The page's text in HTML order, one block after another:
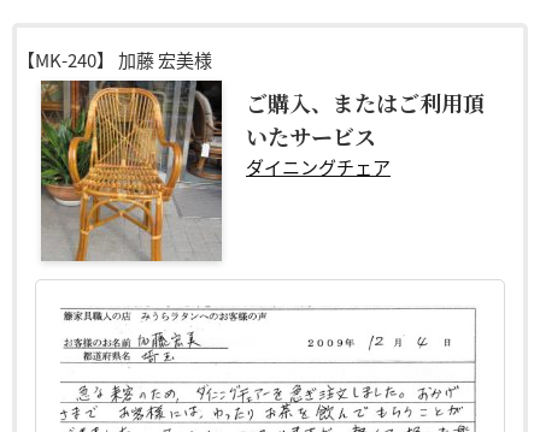
【MK-240】 加藤 宏美様
ご購入、またはご利用頂
いたサービス
ダイニングチェア